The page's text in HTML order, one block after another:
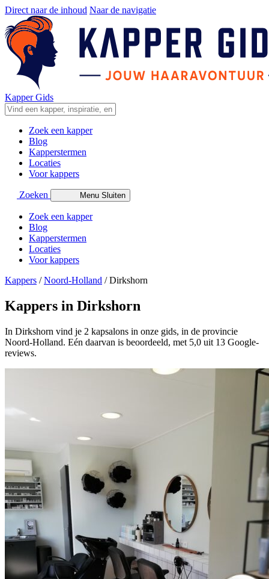
Direct naar de inhoud Naar de navigatie
Kapper Gids
Zoek een kapper
Blog
Kapperstermen
Locaties
Voor kappers
Zoeken Menu Sluiten
Zoek een kapper
Blog
Kapperstermen
Locaties
Voor kappers
Kappers /Noord-Holland /Dirkshorn
Kappers in Dirkshorn
In Dirkshorn vind je 2 kapsalons in onze gids, in de provincie
Noord-Holland. Eén daarvan is beoordeeld, met 5,0 uit 13 Google-
reviews.